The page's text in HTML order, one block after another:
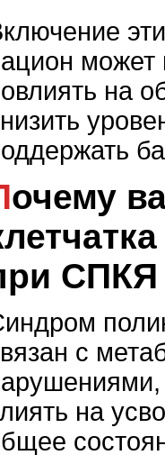
может
на
СПКЯ
с
на